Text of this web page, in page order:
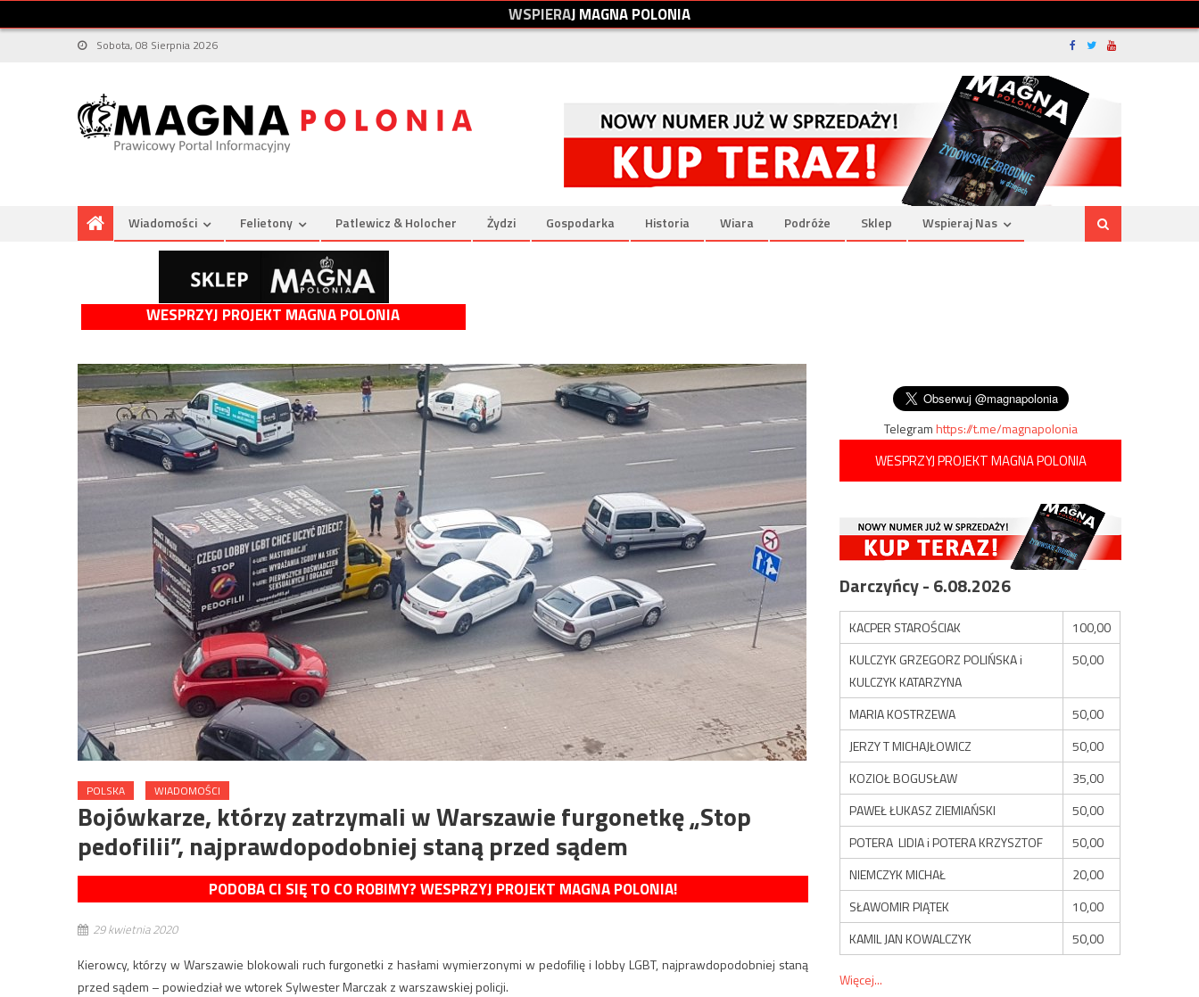
WSPIERAJMAGNAPOLONIA
Sobota, 08 Sierpnia 2026
Wiadomości Felietony Patlewicz & Holocher Żydzi Gospodarka Historia Wiara Podróże Sklep Wspieraj Nas
WESPRZYJ PROJEKT MAGNA POLONIA
POLSKA WIADOMOŚCI
Bojówkarze, którzy zatrzymali w Warszawie furgonetkę „Stop
pedofilii”, najprawdopodobniej staną przed sądem
PODOBA CI SIĘ TO CO ROBIMY? WESPRZYJ PROJEKT MAGNA POLONIA!
29 kwietnia 2020
Kierowcy, którzy w Warszawie blokowali ruch furgonetki z hasłami wymierzonymi w pedofilię i lobby LGBT, najprawdopodobniej staną
przed sądem – powiedział we wtorek Sylwester Marczak z warszawskiej policji.
Telegramhttps://t.me/magnapolonia
WESPRZYJ PROJEKT MAGNA POLONIA
Darczyńcy - 6.08.2026
KACPER STAROŚCIAK
100,00
KULCZYK GRZEGORZ POLIŃSKA i
KULCZYK KATARZYNA
50,00
MARIA KOSTRZEWA
50,00
JERZY T MICHAJŁOWICZ
50,00
KOZIOŁ BOGUSŁAW
35,00
PAWEŁ ŁUKASZ ZIEMIAŃSKI
50,00
POTERA LIDIA i POTERA KRZYSZTOF
50,00
NIEMCZYK MICHAŁ
20,00
SŁAWOMIR PIĄTEK
10,00
KAMIL JAN KOWALCZYK
50,00
Więcej...